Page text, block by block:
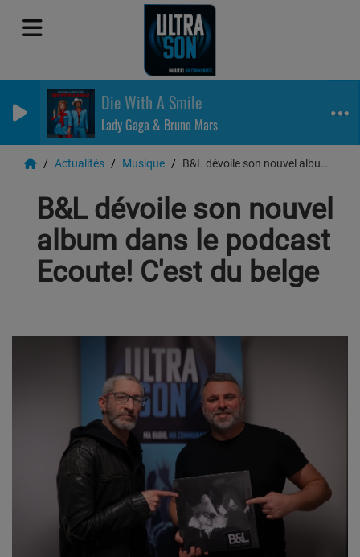
Die With A Smile
Lady Gaga & Bruno Mars
Actualités Musique B&L dévoile son nouvel album dans le podcast Ecoute! C'est du belge
B&L dévoile son nouvel
album dans le podcast
Ecoute! C'est du belge